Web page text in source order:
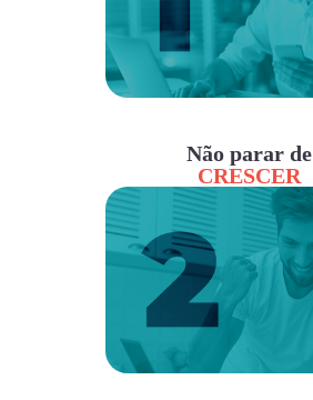
Não parar de
CRESCER